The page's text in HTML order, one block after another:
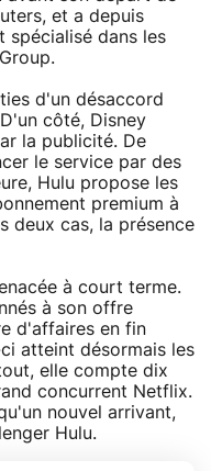
et a depuis
spécialisé dans les
d'un désaccord
côté, Disney
la publicité. De
le service par des
Hulu propose les
premium à
deux cas, la présence
à court terme.
à son offre
d'affaires en fin
atteint désormais les
elle compte dix
concurrent Netflix.
nouvel arrivant,
Hulu.